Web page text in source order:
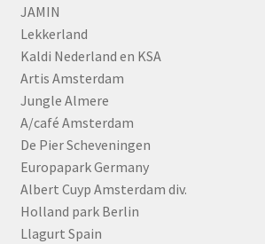
JAMIN
Lekkerland
Kaldi Nederland en KSA
Artis Amsterdam
Jungle Almere
A/café Amsterdam
De Pier Scheveningen
Europapark Germany
Albert Cuyp Amsterdam div.
Holland park Berlin
Llagurt Spain